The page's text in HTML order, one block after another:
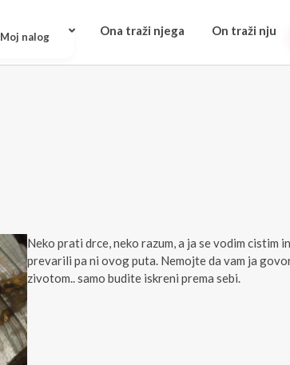
Moj nalog Ona traži njega On traži nju
Neko prati drce, neko razum, a ja se vodim cistim
prevarili pa ni ovog puta. Nemojte da vam ja
zivotom.. samo budite iskreni prema sebi.